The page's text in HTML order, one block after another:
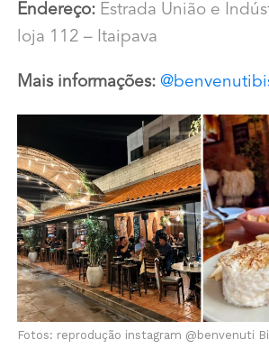
Endereço: Estrada União e
loja 112 – Itaipava
Mais informações:
Fotos: reprodução instagram @benvenuti